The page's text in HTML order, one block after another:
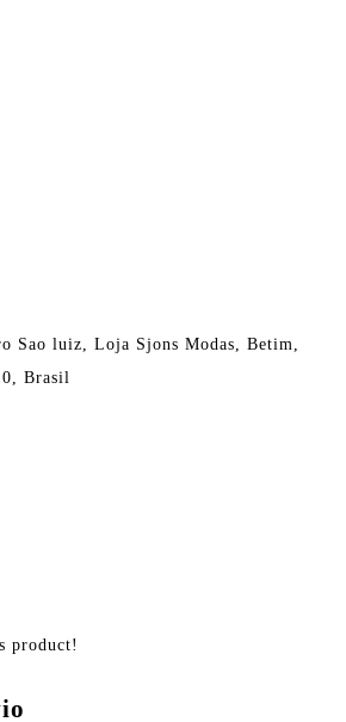
Sao luiz, Loja Sjons Modas, Betim,
Brasil
product!